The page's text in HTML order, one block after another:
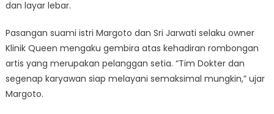
dan layar lebar.
Pasangan suami istri Margoto dan Sri Jarwati selaku owner
Klinik Queen mengaku gembira atas kehadiran rombongan
artis yang merupakan pelanggan setia. “Tim Dokter dan
segenap karyawan siap melayani semaksimal mungkin,” ujar
Margoto.